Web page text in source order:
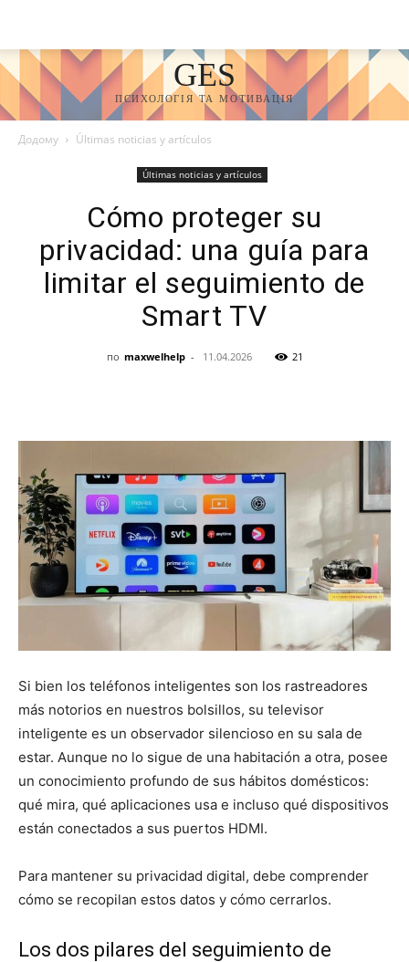
GES
ПСИХОЛОГІЯ ТА МОТИВАЦІЯ
Додому Últimas noticias y artículos
Últimas noticias y artículos
Cómo proteger su
privacidad: una guía para
limitar el seguimiento de
Smart TV
по maxwelhelp - 11.04.2026 21
Si bien los teléfonos inteligentes son los rastreadores
más notorios en nuestros bolsillos, su televisor
inteligente es un observador silencioso en su sala de
estar. Aunque no lo sigue de una habitación a otra, posee
un conocimiento profundo de sus hábitos domésticos:
qué mira, qué aplicaciones usa e incluso qué dispositivos
están conectados a sus puertos HDMI.
Para mantener su privacidad digital, debe comprender
cómo se recopilan estos datos y cómo cerrarlos.
Los dos pilares del seguimiento de